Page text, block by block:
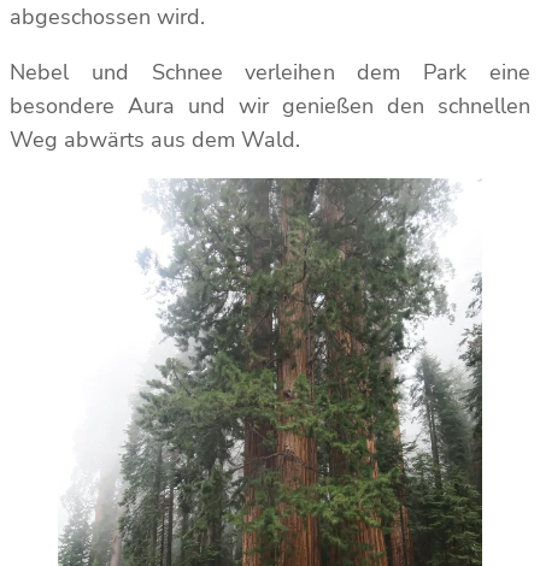
abgeschossen wird.
Nebel und Schnee verleihen dem Park eine
besondere Aura und wir genießen den schnellen
Weg abwärts aus dem Wald.